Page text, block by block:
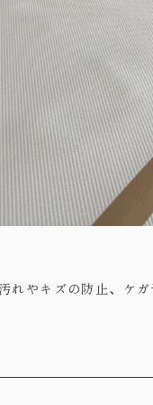
れやキズの防止、ケ